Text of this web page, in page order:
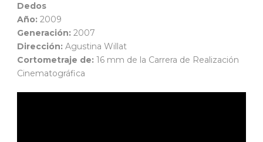
Dedos
Año: 2009
Generación: 2007
Dirección: Agustina Willat
Cortometraje de: 16 mm de la Carrera de Realización
Cinematográfica